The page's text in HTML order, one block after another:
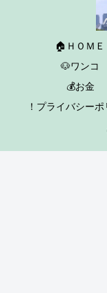
🏠ＨＯＭＥ
🐶ワンコ
💰お金
！プライバシー